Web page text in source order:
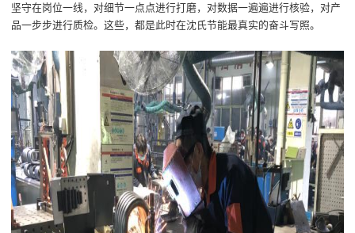
坚守在岗位一线， 对细节一点点进行打磨，对数据一遍遍进行核验， 对产
品一步步进行质检。这些，都是此时在沈氏节能最真实的奋斗写照。